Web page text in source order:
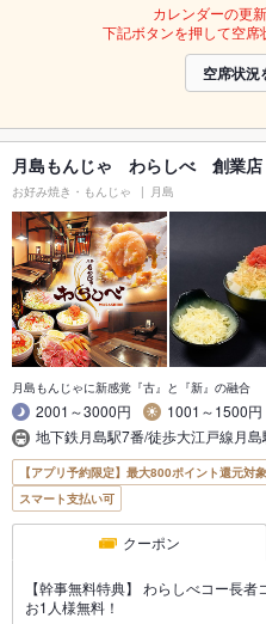
カレンダーの更
下記ボタンを押して空席
空席状況
月島もんじゃ わらしべ 創業店
お好み焼き・もんじゃ 月島
月島もんじゃに新感覚『古』と『新』の融合
2001～3000円
1001～1500円
地下鉄月島駅7番/徒歩大江戸線月
【アプリ予約限定】最大800ポイント還元対
スマート支払い可
クーポン
【幹事無料特典】 わらしべコー長
お1人様無料！